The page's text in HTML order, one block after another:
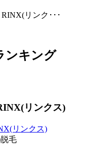
リンク･･･
ンキング
リンクス)
毛